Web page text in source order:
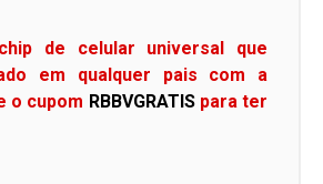
de celular universal que
em qualquer pais com a
o cupom RBBVGRATIS para ter